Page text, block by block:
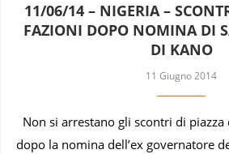
11/06/14 – NIGERIA –
FAZIONI DOPO NOMINA DI
DI KANO
11 Giugno 2014
Non si arrestano gli scontri di piazza
dopo la nomina dell’ex governatore